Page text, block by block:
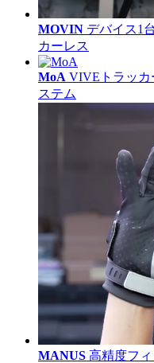
MOVIN デバイス1
カーレス
MoA VIVEトラッカ
ステム
MANUS 高精度フ